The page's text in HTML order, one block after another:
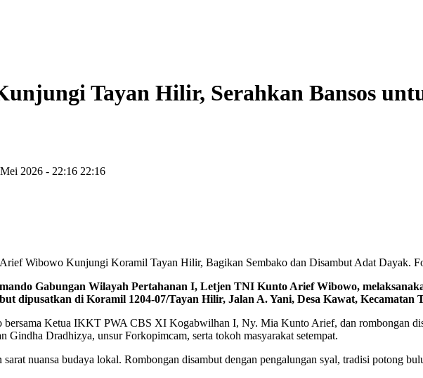
Tayan Hilir, Serahkan Bansos
2026 - 22:16 22:16
Wibowo Kunjungi Koramil Tayan Hilir, Bagikan Sembako dan Disambut Adat Dayak.
Gabungan Wilayah Pertahanan I, Letjen TNI Kunto Arief Wibowo,
dipusatkan di Koramil 1204-07/Tayan Hilir, Jalan A. Yani, Desa Kawat, Kecamatan
Ketua IKKT PWA CBS XI Kogabwilhan I, Ny. Mia Kunto Arief, dan rombongan
Dradhizya, unsur Forkopimcam, serta tokoh masyarakat setempat.
sarat nuansa budaya lokal. Rombongan disambut dengan pengalungan syal, tradisi potong